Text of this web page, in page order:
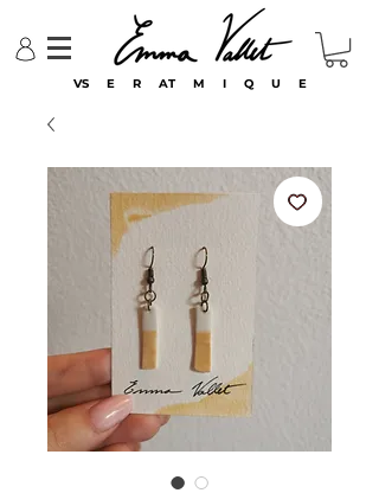
VS E R AT M I Q U E